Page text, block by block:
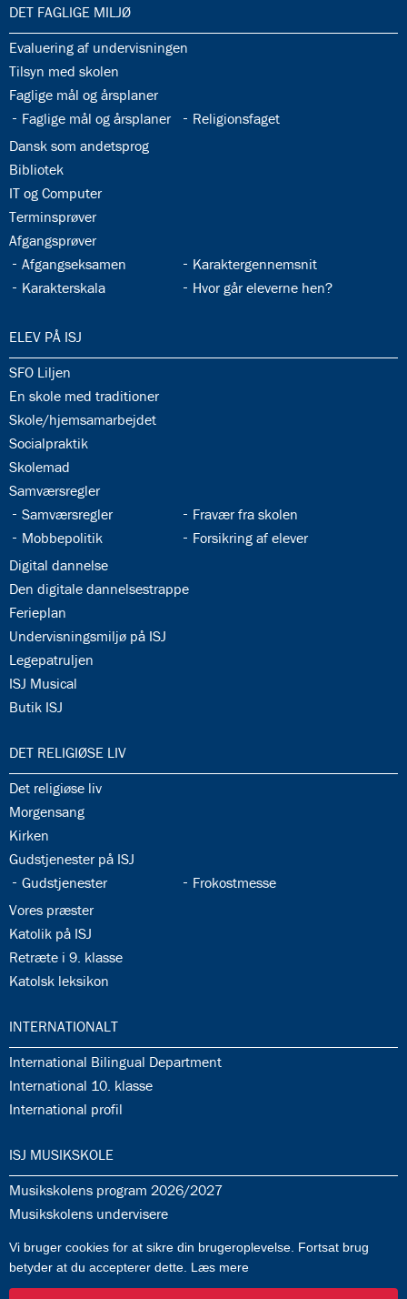
33.0:
DET FAGLIGE MILJØ
33.1:
Evaluering af undervisningen
33.2:
Tilsyn med skolen
33.3:
Faglige mål og årsplaner
33.4:
Faglige mål og årsplaner 33.5:
Religionsfaget
33.6:
Dansk som andetsprog
33.7:
Bibliotek
33.8:
IT og Computer
33.9:
Terminsprøver
33.10:
Afgangsprøver
33.11:
Afgangseksamen 33.12:
Karaktergennemsnit
33.13:
Karakterskala 33.14:
Hvor går eleverne hen?
34.0:
ELEV PÅ ISJ
34.1:
SFO Liljen
34.2:
En skole med traditioner
34.3:
Skole/hjemsamarbejdet
34.4:
Socialpraktik
34.5:
Skolemad
34.6:
Samværsregler
34.7:
Samværsregler 34.8:
Fravær fra skolen
34.9:
Mobbepolitik 34.10:
Forsikring af elever
34.11:
Digital dannelse
34.12:
Den digitale dannelsestrappe
34.13:
Ferieplan
34.14:
Undervisningsmiljø på ISJ
34.15:
Legepatruljen
34.16:
ISJ Musical
34.17:
Butik ISJ
35.0:
DET RELIGIØSE LIV
35.1:
Det religiøse liv
35.2:
Morgensang
35.3:
Kirken
35.4:
Gudstjenester på ISJ
35.5:
Gudstjenester 35.6:
Frokostmesse
35.7:
Vores præster
35.8:
Katolik på ISJ
35.9:
Retræte i 9. klasse
35.10:
Katolsk leksikon
36.0:
INTERNATIONALT
36.1:
International Bilingual Department
36.2:
International 10. klasse
36.3:
International profil
37.0:
ISJ MUSIKSKOLE
37.1:
Musikskolens program 2026/2027
37.2:
Musikskolens undervisere
37.4:
Generelle informationer & betingelser
Vi bruger cookies for at sikre din brugeroplevelse. Fortsat brug
betyder at du accepterer dette. Læs mere